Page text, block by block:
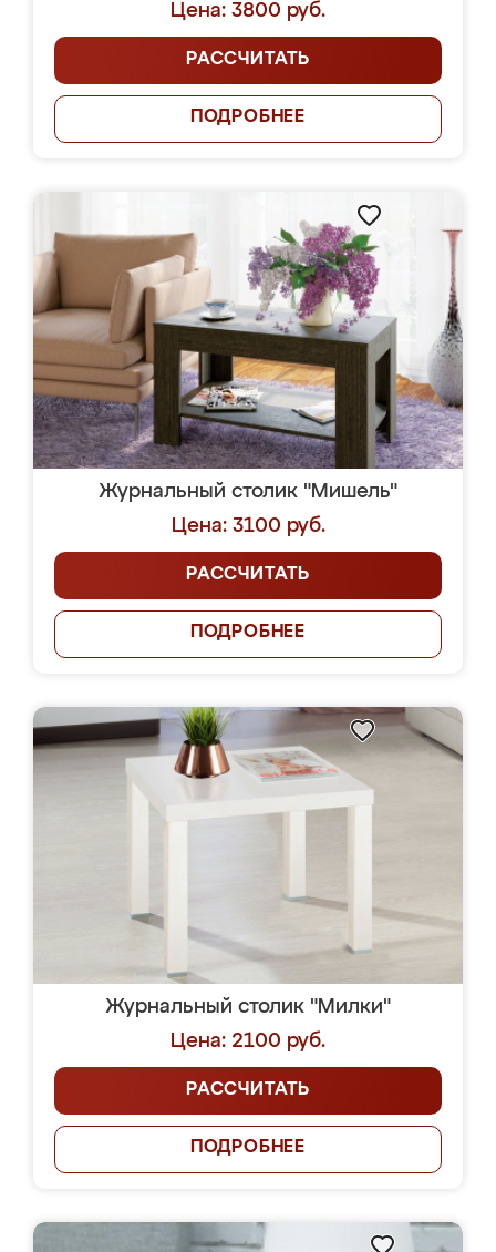
Цена: 3800 руб.
РАССЧИТАТЬ
ПОДРОБНЕЕ
Журнальный столик "Мишель"
Цена: 3100 руб.
РАССЧИТАТЬ
ПОДРОБНЕЕ
Журнальный столик "Милки"
Цена: 2100 руб.
РАССЧИТАТЬ
ПОДРОБНЕЕ